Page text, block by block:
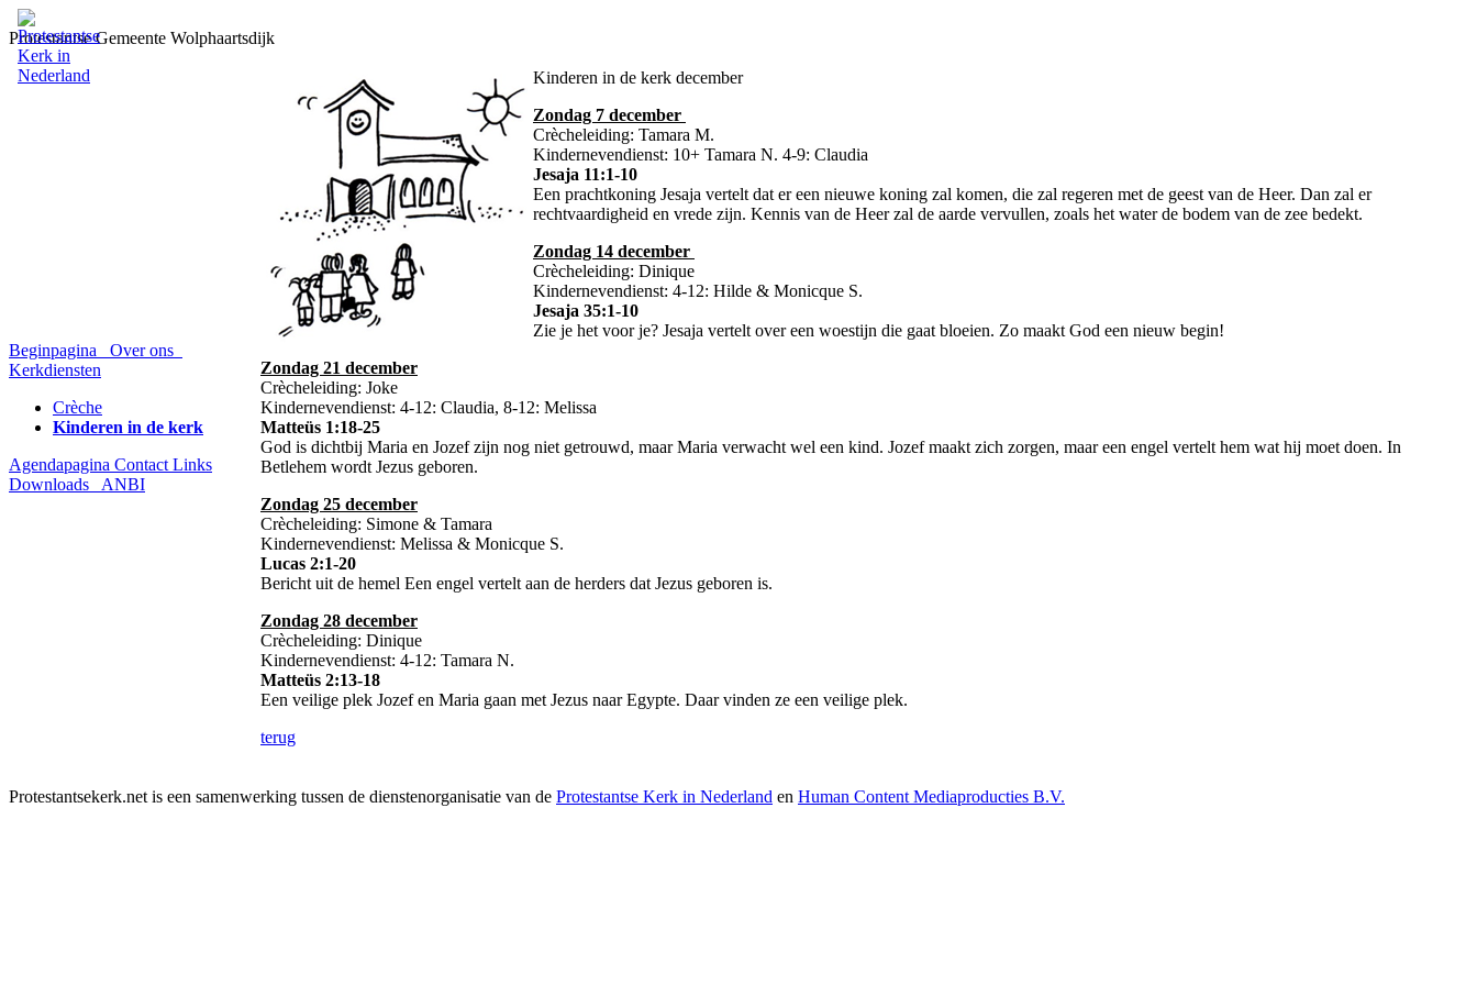
Protestantse Gemeente Wolphaartsdijk
Beginpagina
Over ons
Kerkdiensten
Crèche
Kinderen in de kerk
Agendapagina Contact Links
Downloads
ANBI
Kinderen in de kerk december
Zondag 7 december
Crècheleiding: Tamara M.
Kindernevendienst: 10+ Tamara N. 4-9: Claudia
Jesaja 11:1-10
Een prachtkoning Jesaja vertelt dat er een nieuwe koning zal komen, die zal regeren met de geest van de Heer. Dan zal er
rechtvaardigheid en vrede zijn. Kennis van de Heer zal de aarde vervullen, zoals het water de bodem van de zee bedekt.
Zondag 14 december
Crècheleiding: Dinique
Kindernevendienst: 4-12: Hilde & Monicque S.
Jesaja 35:1-10
Zie je het voor je? Jesaja vertelt over een woestijn die gaat bloeien. Zo maakt God een nieuw begin!
Zondag 21 december
Crècheleiding: Joke
Kindernevendienst: 4-12: Claudia, 8-12: Melissa
Matteüs 1:18-25
God is dichtbij Maria en Jozef zijn nog niet getrouwd, maar Maria verwacht wel een kind. Jozef maakt zich zorgen, maar een engel vertelt hem wat hij moet doen. In
Betlehem wordt Jezus geboren.
Zondag 25 december
Crècheleiding: Simone & Tamara
Kindernevendienst: Melissa & Monicque S.
Lucas 2:1-20
Bericht uit de hemel Een engel vertelt aan de herders dat Jezus geboren is.
Zondag 28 december
Crècheleiding: Dinique
Kindernevendienst: 4-12: Tamara N.
Matteüs 2:13-18
Een veilige plek Jozef en Maria gaan met Jezus naar Egypte. Daar vinden ze een veilige plek.
terug
Protestantsekerk.net is een samenwerking tussen de dienstenorganisatie van de Protestantse Kerk in Nederland en Human Content Mediaproducties B.V.